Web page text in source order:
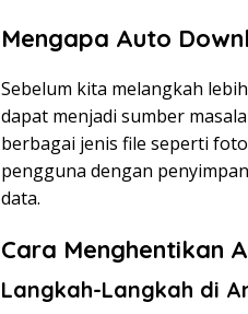
Mengapa Auto
Sebelum kita melangkah
dapat menjadi sumber
berbagai jenis file seperti
pengguna dengan
data.
Cara Menghentikan
Langkah-Langkah di